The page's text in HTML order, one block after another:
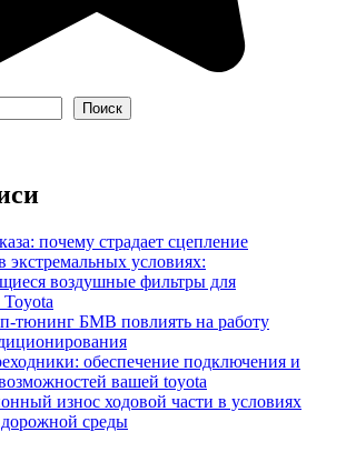
Поиск
почему страдает сцепление
экстремальных условиях:
воздушные фильтры для
тюнинг БМВ повлиять на работу
обеспечение подключения и
вашей toyota
износ ходовой части в условиях
дорожной среды